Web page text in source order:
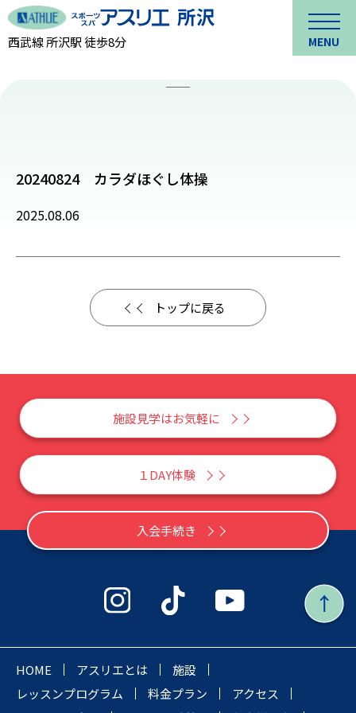
西武線 所沢駅 徒歩8分 MENU
20240824 カラダほぐし体操
2025.08.06
トップに戻る
施設見学はお気軽に
１DAY体験
入会手続き
HOME アスリエとは
施設
レッスンプログラム
料金プラン
アクセス